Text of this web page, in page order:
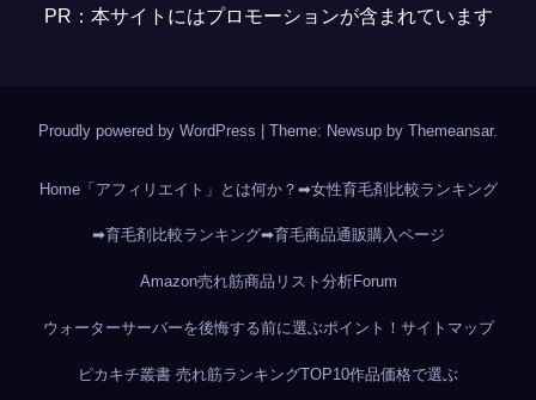
PR：本サイトにはプロモーションが含まれています
Proudly powered by WordPress Theme: Newsup by Themeansar.
Home「アフィリエイト」とは何か？ ➡女性育毛剤比較ランキング
➡育毛剤比較ランキング➡育毛商品通販購入ページ
Amazon売れ筋商品リスト分析Forum
ウォーターサーバーを後悔する前に選ぶポイント！ サイトマップ
ピカキチ叢書 売れ筋ランキングTOP10作品価格で選ぶ